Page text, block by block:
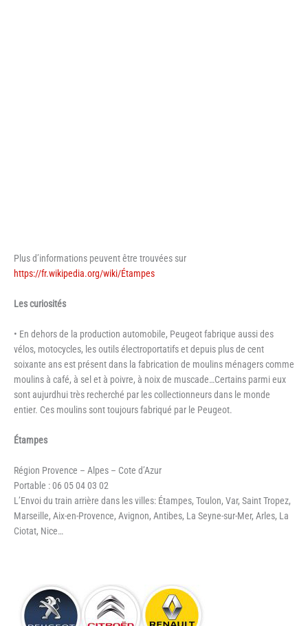
Plus d’informations peuvent être trouvées sur
https://fr.wikipedia.org/wiki/Étampes
Les curiosités
• En dehors de la production automobile, Peugeot fabrique aussi des
vélos, motocycles, les outils électroportatifs et depuis plus de cent
soixante ans est présent dans la fabrication de moulins ménagers comme
moulins à café, à sel et à poivre, à noix de muscade…Certains parmi eux
sont aujurdhui très recherché par les collectionneurs dans le monde
entier. Ces moulins sont toujours fabriqué par le Peugeot.
Étampes
Région Provence – Alpes – Cote d’Azur
Portable : 06 05 04 03 02
L’Envoi du train arrière dans les villes: Étampes, Toulon, Var, Saint Tropez,
Marseille, Aix-en-Provence, Avignon, Antibes, La Seyne-sur-Mer, Arles, La
Ciotat, Nice…